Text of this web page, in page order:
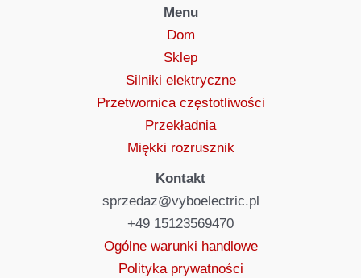
Menu
Dom
Sklep
Silniki elektryczne
Przetwornica częstotliwości
Przekładnia
Miękki rozrusznik
Kontakt
sprzedaz@vyboelectric.pl
+49 15123569470
Ogólne warunki handlowe
Polityka prywatności